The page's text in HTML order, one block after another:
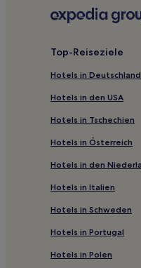
Manciano
Orbetello
Hotels nahe
Hotels nahe
B&B in Grosseto
Top-Reiseziele
Hotels in Deutschland
Hotels in den USA
Hotels in Tschechien
Hotels in Österreich
Hotels in den
Hotels in Italien
Hotels in Schweden
Hotels in Portugal
Hotels in Polen